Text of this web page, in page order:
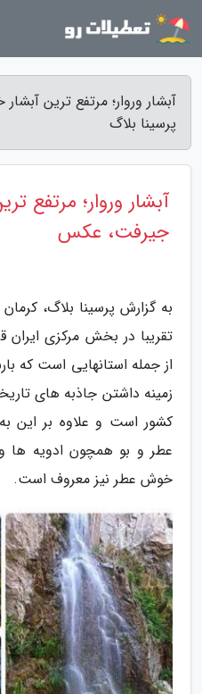
آبشار وروار؛ مرتفع ترین
پرسینا بلاگ
آبشار وروار؛ مرتفع
جیرفت، عکس
به گزارش پرسینا بلاگ،
تقریبا در بخش مرکزی ایران
از جمله استانهایی است که
زمینه داشتن جاذبه های
کشور است و علاوه بر
عطر و بو همچون ادویه
خوش عطر نیز معروف است.